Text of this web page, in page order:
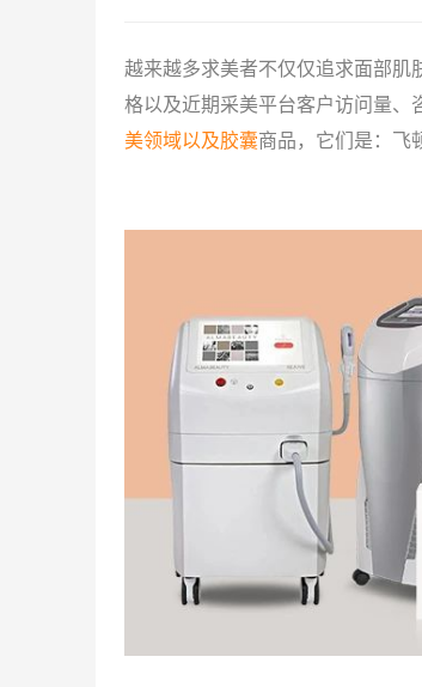
越来越多求美者不仅仅追求面部肌
格以及近期采美平台客户访问量
美领域以及胶囊商品，它们是：飞